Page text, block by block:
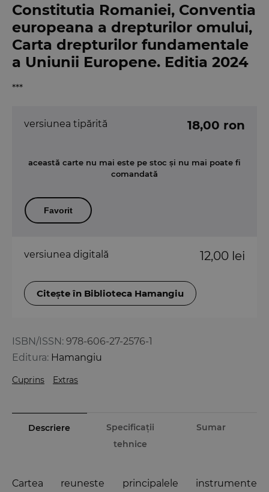
Constitutia Romaniei, Conventia
europeana a drepturilor omului,
Carta drepturilor fundamentale
a Uniunii Europene. Editia 2024
***
ISBN/ISSN: 978-606-27-2576-1
Editura: Hamangiu
Cuprins Extras
versiunea tipărită 18,00 ron
această carte nu mai este pe stoc și nu mai poate fi
comandată
Favorit
versiunea digitală 12,00 lei
Citește în Biblioteca Hamangiu
Descriere
Specificații
tehnice
Sumar
Cartea reuneste principalele instrumente